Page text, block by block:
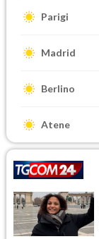
Parigi
Madrid
Berlino
Atene